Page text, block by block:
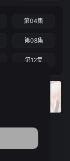
第04集
第08集
第12集